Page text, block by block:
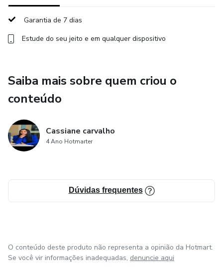
Garantia de 7 dias
Estude do seu jeito e em qualquer dispositivo
Saiba mais sobre quem criou o
conteúdo
Cassiane carvalho
4 Ano Hotmarter
Dúvidas frequentes
O conteúdo deste produto não representa a opinião da Hotmart.
Se você vir informações inadequadas, denuncie aqui